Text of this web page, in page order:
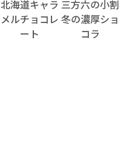
北海道キャラ
メルチョコレ
ート
三方六の小割
冬の濃厚ショ
コラ